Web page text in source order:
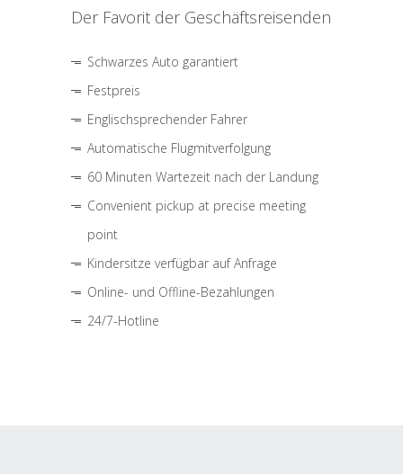
Der Favorit der Geschäftsreisenden
Schwarzes Auto garantiert
Festpreis
Englischsprechender Fahrer
Automatische Flugmitverfolgung
60 Minuten Wartezeit nach der Landung
Convenient pickup at precise meeting
point
Kindersitze verfügbar auf Anfrage
Online- und Offline-Bezahlungen
24/7-Hotline